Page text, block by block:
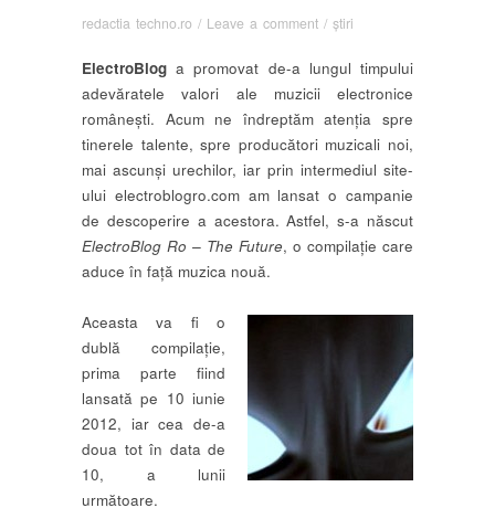
redactia techno.ro / Leave a comment / știri
ElectroBlog a promovat de-a lungul timpului
adevăratele valori ale muzicii electronice
românești. Acum ne îndreptăm atenția spre
tinerele talente, spre producători muzicali noi,
mai ascunși urechilor, iar prin intermediul site-
ului electroblogro.com am lansat o campanie
de descoperire a acestora. Astfel, s-a născut
ElectroBlog Ro – The Future, o compilație care
aduce în față muzica nouă.
Aceasta va fi o
dublă compilație,
prima parte fiind
lansată pe 10 iunie
2012, iar cea de-a
doua tot în data de
10, a lunii
următoare.